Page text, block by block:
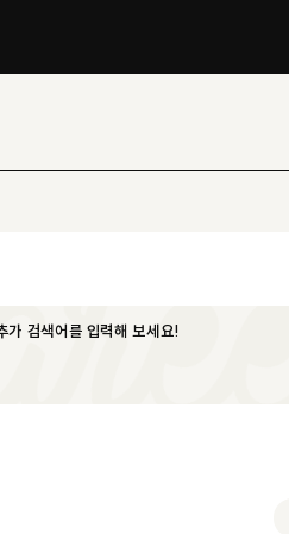
가 검색어를 입력해 보세요!